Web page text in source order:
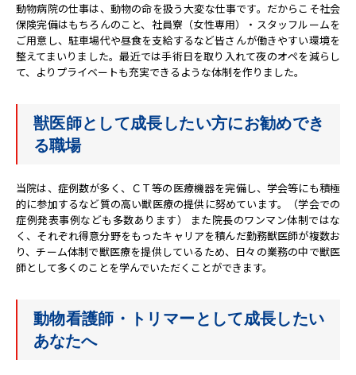
動物病院の仕事は、動物の命を扱う大変な仕事です。だからこそ社会
保険完備はもちろんのこと、社員寮（女性専用）・スタッフルームを
ご用意し、駐車場代や昼食を支給するなど皆さんが働きやすい環境を
整えてまいりました。最近では手術日を取り入れて夜のオペを減らし
て、よりプライベートも充実できるような体制を作りました。
獣医師として成長したい方にお勧めでき
る職場
当院は、症例数が多く、ＣＴ等の医療機器を完備し、学会等にも積極
的に参加するなど質の高い獣医療の提供に努めています。（学会での
症例発表事例なども多数あります） また院長のワンマン体制ではな
く、それぞれ得意分野をもったキャリアを積んだ勤務獣医師が複数お
り、チーム体制で獣医療を提供しているため、日々の業務の中で獣医
師として多くのことを学んでいただくことができます。
動物看護師・トリマーとして成長したい
あなたへ